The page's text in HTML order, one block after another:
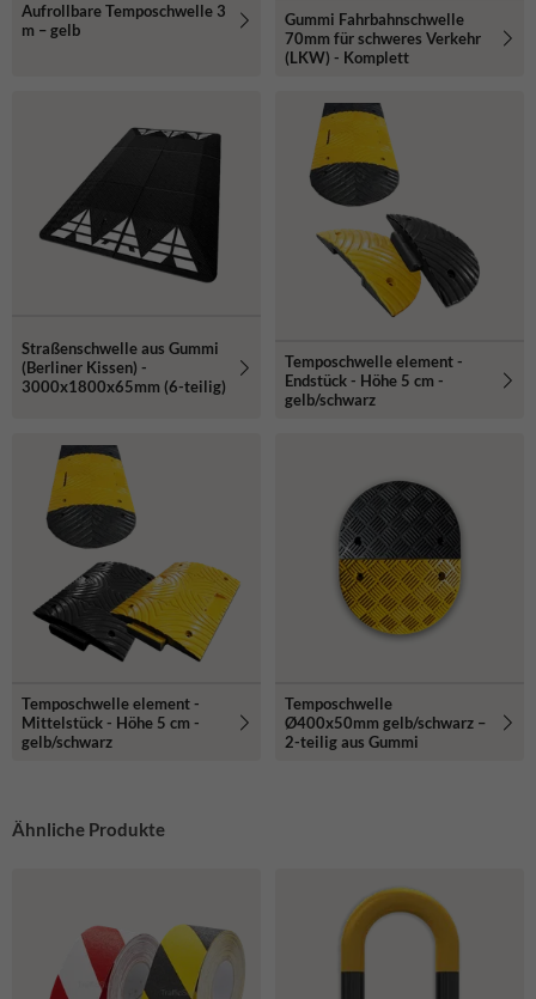
Aufrollbare Temposchwelle 3
m – gelb
Gummi Fahrbahnschwelle
70mm für schweres Verkehr
(LKW) - Komplett
Straßenschwelle aus Gummi
(Berliner Kissen) -
3000x1800x65mm (6-teilig)
Temposchwelle element -
Endstück - Höhe 5 cm -
gelb/schwarz
Temposchwelle element -
Mittelstück - Höhe 5 cm -
gelb/schwarz
Temposchwelle
Ø400x50mm gelb/schwarz –
2-teilig aus Gummi
Ähnliche Produkte